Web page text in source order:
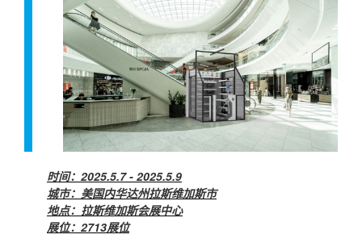
时间：2025.5.7 - 2025.5.9
城市：美国内华达州拉斯维加斯市
地点：拉斯维加斯会展中心
展位：2713展位